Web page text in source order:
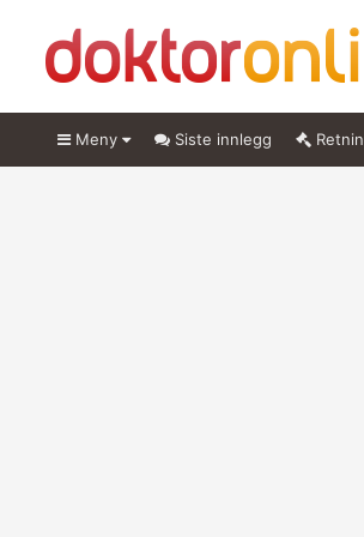
Meny Siste innlegg